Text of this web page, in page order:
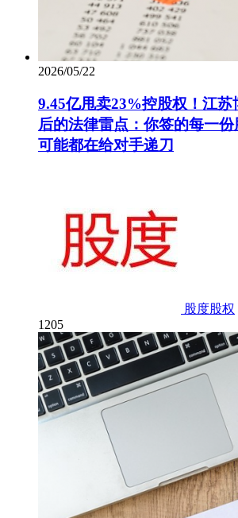
2026/05/22
9.45亿甩卖23%控股权！江苏
后的法律雷点：你签的每一份
可能都在给对手递刀
股度股权
1205